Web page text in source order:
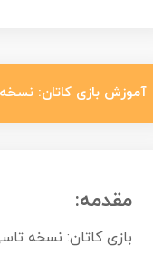
آموزش بازی کاتان:
مقدمه:
بازی کاتان: نسخه